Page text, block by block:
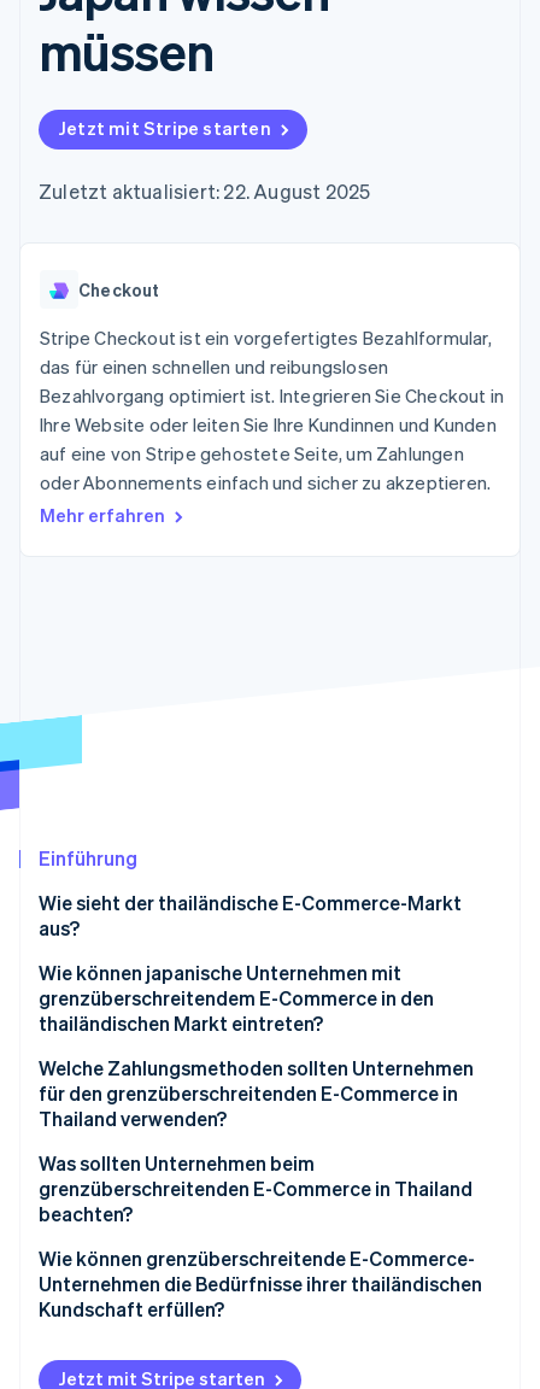
Zugriff auf mehr als
125
Terminal
Authorization
Boost
Autorisierungsraten
Link
Bezahlvorgang
Connections
Finanzdaten
Data Pipeline
Product roadmap
Ausblick
Radar
Geldmanagement
Plattformen
SaaS
KI-Unternehmen
Medien und
Unterhaltung
Organisationen
Fachdienstleistungen
Öffentlicher Sektor
Einzelhandel
Ecosystem
Marktplatz auf
Grundlagen der
Abonnementverwaltung
nutzungsbasierte
Abrechnung um
Karten ausgeben: So
Ressourcen
App-Integrationen
Code-Beispiele
Entwickler-Blog
API-Status
Stripe Sessions
Karriere
Stripe Press
müssen
Jetzt mit Stripe starten
Zuletzt aktualisiert: 22. August 2025
Checkout
Stripe Checkout ist ein vorgefertigtes Bezahlformular,
das für einen schnellen und reibungslosen
Bezahlvorgang optimiert ist. Integrieren Sie Checkout in
Ihre Website oder leiten Sie Ihre Kundinnen und Kunden
auf eine von Stripe gehostete Seite, um Zahlungen
oder Abonnements einfach und sicher zu akzeptieren.
Mehr erfahren
Einführung
Wie sieht der thailändische E-Commerce-Markt
aus?
Marktvolumen des thailändischen E-Commerce
Wichtige Eigenschaften des thailändischen E-
Thailands größte E-Commerce-Plattformen
Wie können japanische Unternehmen mit
grenzüberschreitendem E-Commerce in den
thailändischen Markt eintreten?
Welche Zahlungsmethoden sollten Unternehmen
für den grenzüberschreitenden E-Commerce in
Thailand verwenden?
Was sollten Unternehmen beim
grenzüberschreitenden E-Commerce in Thailand
beachten?
Bargeldzahlungen
Lokale Lager
Wie können grenzüberschreitende E-Commerce-
Unternehmen die Bedürfnisse ihrer thailändischen
Kundschaft erfüllen?
Jetzt mit Stripe starten